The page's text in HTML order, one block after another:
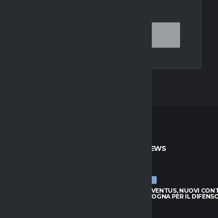
THE NEXT TIME I COMMENT.
ULTIME NEWS
ULTIME NEWS
LUCUMÍ-JUVENTUS, NUOVI
CON IL BOLOGNA PER IL